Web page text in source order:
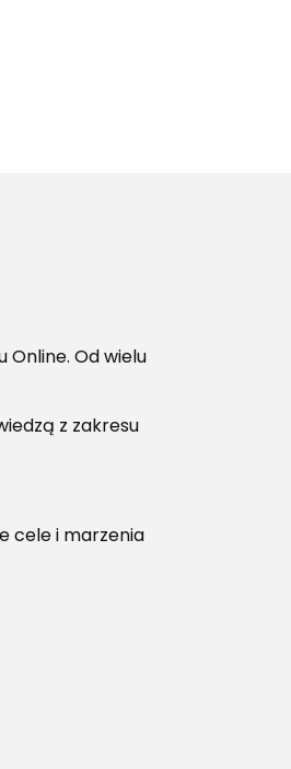
Online. Od wielu
z zakresu
cele i marzenia